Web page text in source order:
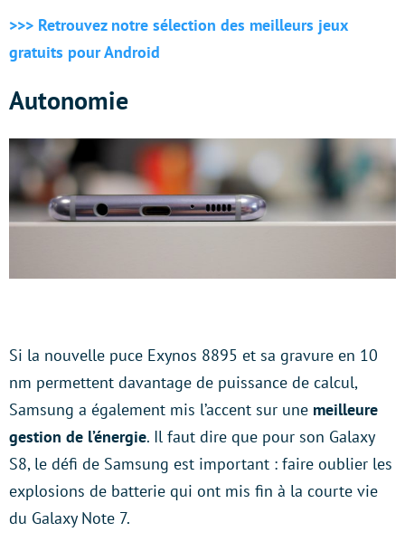
>>> Retrouvez notre sélection des meilleurs jeux
gratuits pour Android
Autonomie
Si la nouvelle puce Exynos 8895 et sa gravure en 10
nm permettent davantage de puissance de calcul,
Samsung a également mis l’accent sur une meilleure
gestion de l’énergie. Il faut dire que pour son Galaxy
S8, le défi de Samsung est important : faire oublier les
explosions de batterie qui ont mis fin à la courte vie
du Galaxy Note 7.